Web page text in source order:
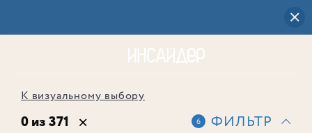
К визуальному выбору
0 из 371 6 ФИЛЬТР